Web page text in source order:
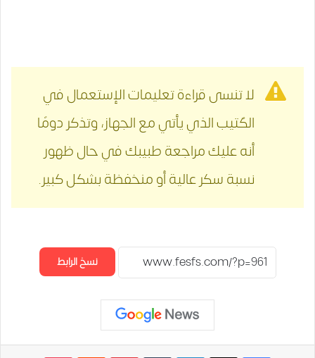
لا تنسى قراءة تعليمات الإستعمال في
الكُتيب الذي يأتي مع الجهاز، وتذكر دومًا
أنه عليك مراجعة طبيبك في حال ظهور
نسبة سكر عالية أو منخفظة بشكل كبير.
نسخ الرابط